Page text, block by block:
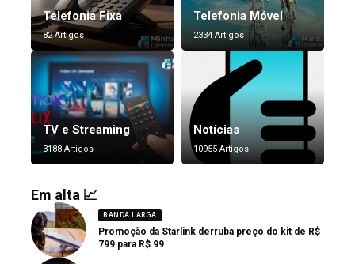
Telefonia Fixa
82 Artigos
Telefonia Móvel
2334 Artigos
TV e Streaming
3188 Artigos
Notícias
10955 Artigos
Em alta 📈
BANDA LARGA
Promoção da Starlink derruba preço do kit de R$
799 para R$ 99